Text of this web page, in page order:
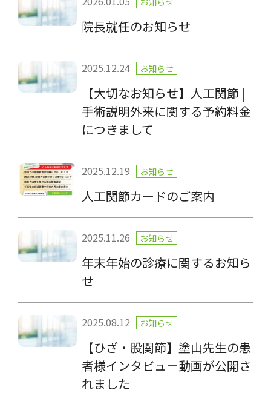
院長就任のお知らせ
2025.12.24 お知らせ
【大切なお知らせ】人工関節 |
手術説明外来に関する予約料金
につきまして
2025.12.19 お知らせ
人工関節カードのご案内
2025.11.26 お知らせ
年末年始の診療に関するお知ら
せ
2025.08.12 お知らせ
【ひざ・股関節】塗山先生の患
者様インタビュー動画が公開さ
れました